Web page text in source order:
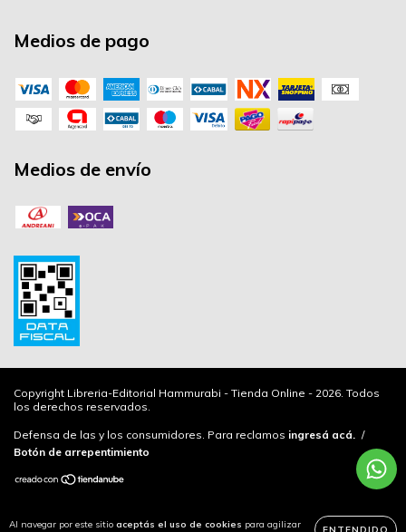
Al navegar por este sitio aceptás el uso de cookies para agilizar
Medios de pago
Medios de envío
Copyright Libreria-Editorial Hammurabi - Tienda Online - 2026. Todos
los derechos reservados.
Defensa de las y los consumidores. Para reclamos ingresá acá. /
Botón de arrepentimiento